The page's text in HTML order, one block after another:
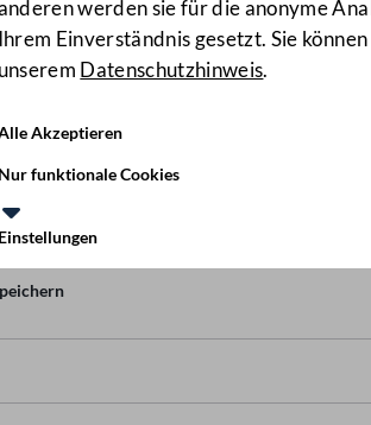
werden sie für die anonyme
Ihrem Einverständnis gesetzt. Sie
unserem Datenschutzhinweis.
Akzeptieren
Nur funktionale Cookies
Einstellungen
Änderung